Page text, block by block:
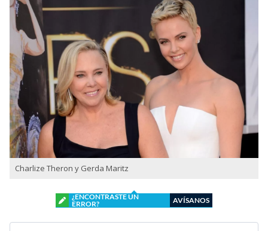
Charlize Theron y Gerda Maritz
¿ENCONTRASTE UN
ERROR?
AVÍSANOS